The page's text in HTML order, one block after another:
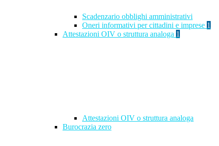
Scadenzario obblighi amministrativi
Oneri informativi per cittadini e imprese 1
Attestazioni OIV o struttura analoga 1
Attestazioni OIV o struttura analoga
Burocrazia zero